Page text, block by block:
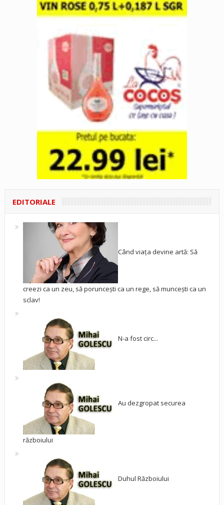
EDITORIALE
Când viața devine artă: Să
creezi ca un zeu, să poruncești ca un rege, să muncești ca un
sclav!
N-a fost circ...
Au dezgropat securea
războiului
Duhul Războiului